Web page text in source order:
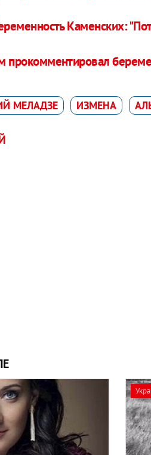
Каменских:
прокомментировал
МЕЛАДЗЕ ИЗМЕНА